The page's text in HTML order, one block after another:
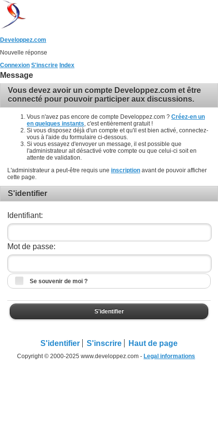
Developpez.com
Nouvelle réponse
Connexion S'inscrire Index
Message
Vous devez avoir un compte Developpez.com et être
connecté pour pouvoir participer aux discussions.
Vous n'avez pas encore de compte Developpez.com ? Créez-en un
en quelques instants , c'est entièrement gratuit !
Si vous disposez déjà d'un compte et qu'il est bien activé, connectez-
vous à l'aide du formulaire ci-dessous.
Si vous essayez d'envoyer un message, il est possible que
l'administrateur ait désactivé votre compte ou que celui-ci soit en
attente de validation.
L'administrateur a peut-être requis une inscription avant de pouvoir afficher
cette page.
S'identifier
Identifiant:
Mot de passe:
Se souvenir de moi ?
S'identifier
S'identifier S'inscrire Haut de page
Copyright © 2000-2025 www.developpez.com - Legal informations